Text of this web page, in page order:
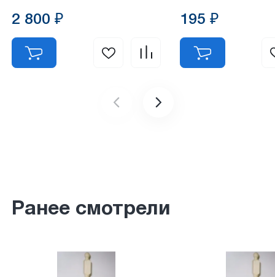
2 800 ₽ 195 ₽
Ранее смотрели